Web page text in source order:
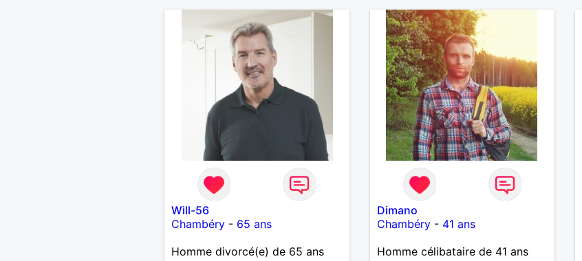
quelqu'un d'honnête, de
responsable et qui comprend les
vraies valeurs d'une relation et
la possibilité de tout partager
ensemble.
Will-56
Chambéry- 65 ans
Homme divorcé(e) de 65 ans
Dimano
Chambéry- 41 ans
Homme célibataire de 41 ans